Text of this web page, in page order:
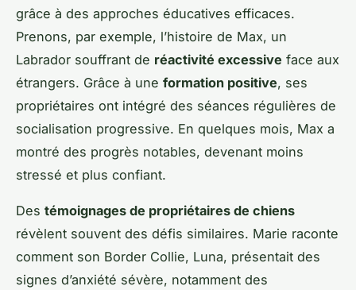
grâce à des approches éducatives efficaces.
Prenons, par exemple, l’histoire de Max, un
Labrador souffrant de réactivité excessive face aux
étrangers. Grâce à une formation positive, ses
propriétaires ont intégré des séances régulières de
socialisation progressive. En quelques mois, Max a
montré des progrès notables, devenant moins
stressé et plus confiant.
Des témoignages de propriétaires de chiens
révèlent souvent des défis similaires. Marie raconte
comment son Border Collie, Luna, présentait des
signes d’anxiété sévère, notamment des